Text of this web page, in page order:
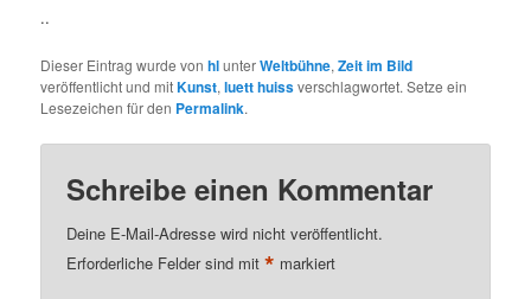
..
Dieser Eintrag wurde vonhlunterWeltbühne,Zeit im Bild
veröffentlicht und mitKunst,luett huissverschlagwortet. Setze ein
Lesezeichen für den Permalink.
Schreibe einen Kommentar
Deine E-Mail-Adresse wird nicht veröffentlicht.
Erforderliche Felder sind mit* markiert